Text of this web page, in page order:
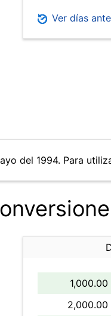
Ver días
del 1994. Para
1,000.00
2,000.00